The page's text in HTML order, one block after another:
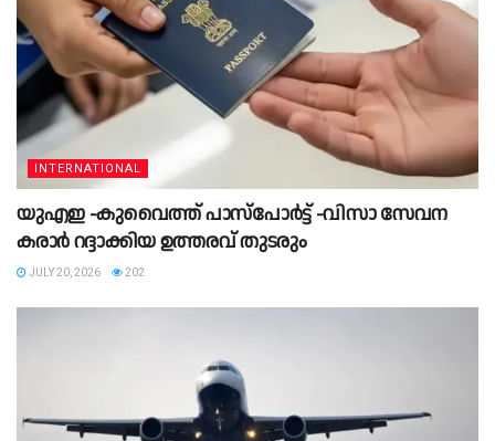
INTERNATIONAL
യുഎഇ -കുവൈത്ത് പാസ്‌പോർട്ട് -വിസാ സേവന
കരാർ റദ്ദാക്കിയ ഉത്തരവ് തുടരും
JULY 20, 2026 202